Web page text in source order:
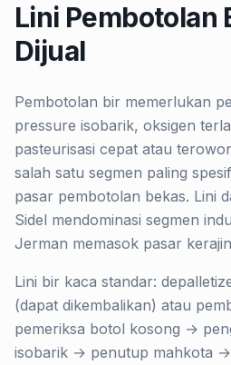
Lini Pembotolan
Dijual
Pembotolan bir memerlukan
pressure isobarik, oksigen
pasteurisasi cepat atau
salah satu segmen paling
pasar pembotolan bekas. Lini
Sidel mendominasi segmen
Jerman memasok pasar
Lini bir kaca standar:
(dapat dikembalikan) atau
pemeriksa botol kosong →
isobarik → penutup mahkota